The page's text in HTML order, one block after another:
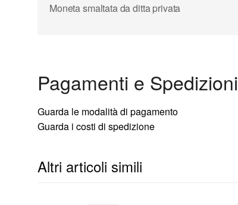
Moneta smaltata da ditta privata
Pagamenti e Spedizioni
Guarda le modalità di pagamento
Guarda i costi di spedizione
Altri articoli simili